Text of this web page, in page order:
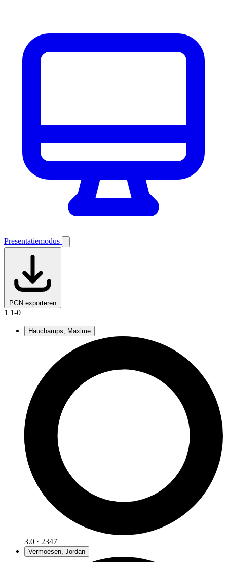
Presentatiemodus
PGN exporteren
1 1-0
Hauchamps, Maxime
3.0 · 2347
Vermoesen, Jordan